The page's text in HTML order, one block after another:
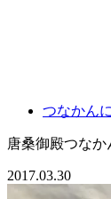
つなかん
唐桑御殿つな
2017.03.30